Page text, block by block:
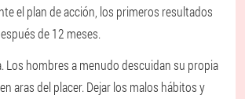
el plan de acción, los primeros resultados
de 12 meses.
Los hombres a menudo descuidan su propia
aras del placer. Dejar los malos hábitos y